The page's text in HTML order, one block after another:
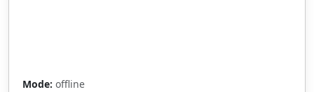
Mode: offline